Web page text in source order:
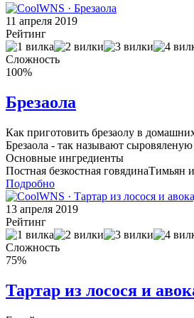
11 апреля 2019
Рейтинг
Сложность
100%
Брезаола
Как приготовить брезаолу в
Брезаола - так называют
Основные ингредиенты
Постная безкостная говядинаТимьян
Подробно
13 апреля 2019
Рейтинг
Сложность
75%
Тартар из лосося и